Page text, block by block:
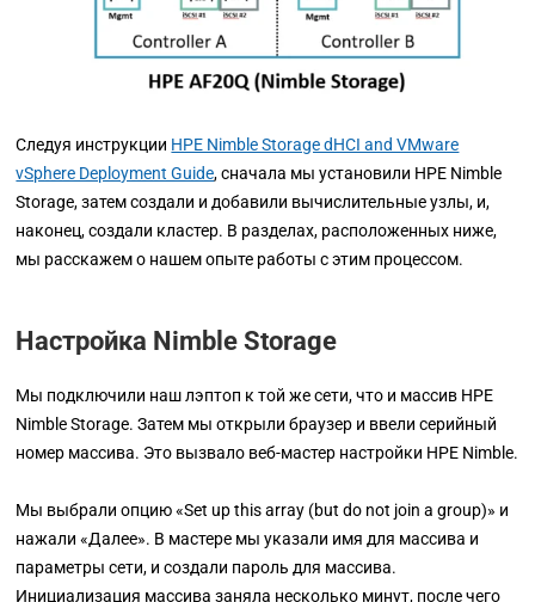
Следуя инструкции HPE Nimble Storage dHCI and VMware
vSphere Deployment Guide, сначала мы установили HPE Nimble
Storage, затем создали и добавили вычислительные узлы, и,
наконец, создали кластер. В разделах, расположенных ниже,
мы расскажем о нашем опыте работы с этим процессом.
Настройка Nimble Storage
Мы подключили наш лэптоп к той же сети, что и массив HPE
Nimble Storage. Затем мы открыли браузер и ввели серийный
номер массива. Это вызвало веб-мастер настройки HPE Nimble.
Мы выбрали опцию«Set up this array (but do not join a group)» и
нажали «Далее». В мастере мы указали имя для массива и
параметры сети, и создали пароль для массива.
Инициализация массива заняла несколько минут, после чего